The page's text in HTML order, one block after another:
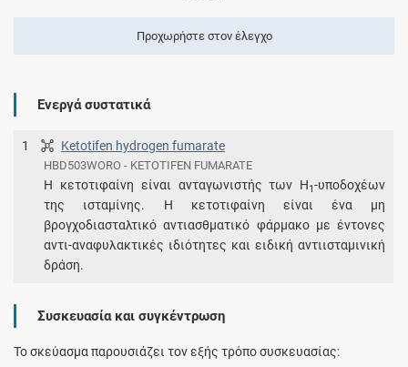
Προχωρήστε στον έλεγχο
Ενεργά συστατικά
1 Ketotifen hydrogen fumarate
HBD503WORO - KETOTIFEN FUMARATE
Η κετοτιφαίνη είναι ανταγωνιστής των Η1-υποδοχέων
της ισταμίνης. Η κετοτιφαίνη είναι ένα μη
βρογχοδιασταλτικό αντιασθματικό φάρμακο με έντονες
αντι-αναφυλακτικές ιδιότητες και ειδική αντιισταμινική
δράση.
Συσκευασία και συγκέντρωση
Το σκεύασμα παρουσιάζει τον εξής τρόπο συσκευασίας: